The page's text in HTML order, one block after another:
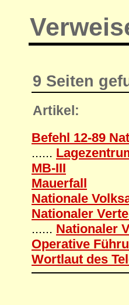
9 Seiten
Artikel:
Befehl 12-89
......
MB-III
Mauerfall
Nationale
Nationaler
...... Nationaler
Operative
Wortlaut des